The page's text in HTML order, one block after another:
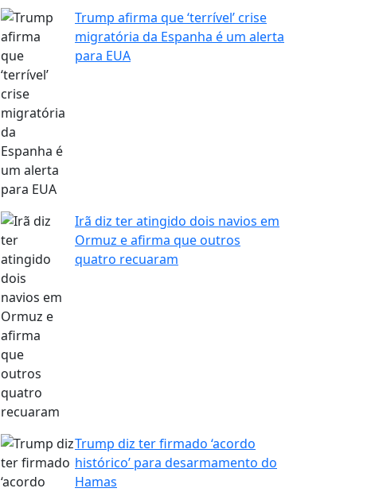
Trump afirma que ‘terrível’ crise
migratória da Espanha é um alerta
para EUA
Irã diz ter atingido dois navios em
Ormuz e afirma que outros
quatro recuaram
Trump diz ter firmado ‘acordo
histórico’ para desarmamento do
Hamas